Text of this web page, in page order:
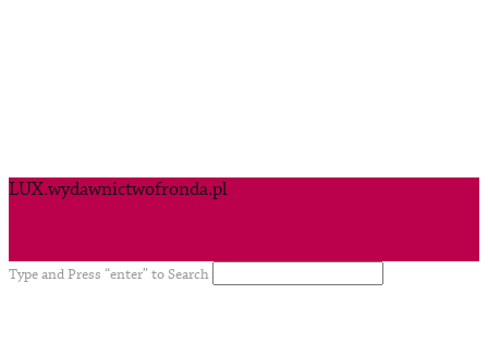
LUX.wydawnictwofronda.pl
Type and Press “enter” to Search